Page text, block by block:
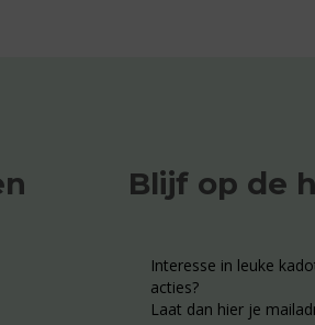
Blijf op de
Interesse in leuke
acties?
Laat dan hier je